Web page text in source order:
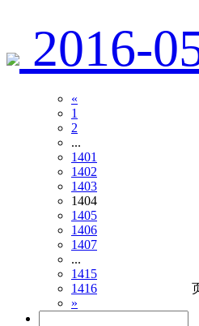
2016-
«
1
2
...
1401
1402
1403
1404
1405
1406
1407
...
1415
1416
»